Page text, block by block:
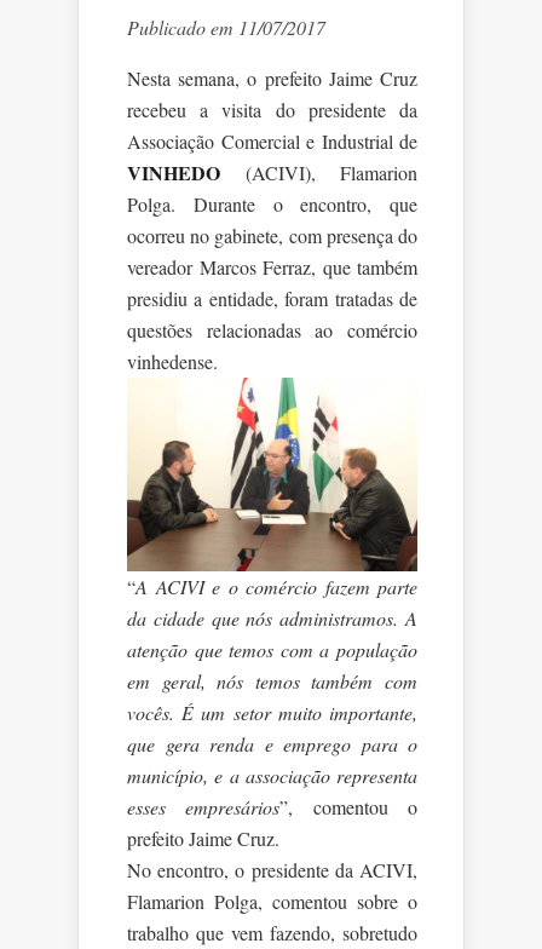
Publicado em 11/07/2017
Nesta semana, o prefeito Jaime Cruz
recebeu a visita do presidente da
Associação Comercial e Industrial de
VINHEDO (ACIVI), Flamarion
Polga. Durante o encontro, que
ocorreu no gabinete, com presença do
vereador Marcos Ferraz, que também
presidiu a entidade, foram tratadas de
questões relacionadas ao comércio
vinhedense.
“A ACIVI e o comércio fazem parte
da cidade que nós administramos. A
atenção que temos com a população
em geral, nós temos também com
vocês. É um setor muito importante,
que gera renda e emprego para o
município, e a associação representa
esses empresários”, comentou o
prefeito Jaime Cruz.
No encontro, o presidente da ACIVI,
Flamarion Polga, comentou sobre o
trabalho que vem fazendo, sobretudo